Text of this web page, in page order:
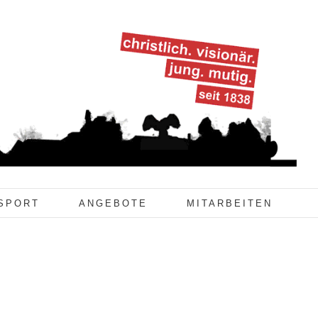
ANGEBOTE MITARBEITEN